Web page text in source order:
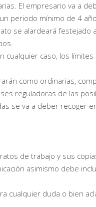
El empresario va a
periodo mínimo de 4
se alardeará festejado
caso, los
como ordinarias,
reguladoras de las
se va a deber recoger
de trabajo y sus
asimismo debe
cualquier duda o bien